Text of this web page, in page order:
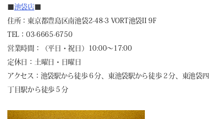
池袋店
住所：東京都豊島区南池袋2-48-3 VORT池袋II 9F
TEL：03-6665-6750
営業時間：（平日・祝日）10:00～17:00
定休日：土曜日・日曜日
アクセス：池袋駅から徒歩６分、東池袋駅から徒歩２分、東池袋四
丁目駅から徒歩５分